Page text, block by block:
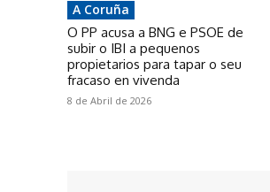
A Coruña
O PP acusa a BNG e PSOE de
subir o IBI a pequenos
propietarios para tapar o seu
fracaso en vivenda
8 de Abril de 2026